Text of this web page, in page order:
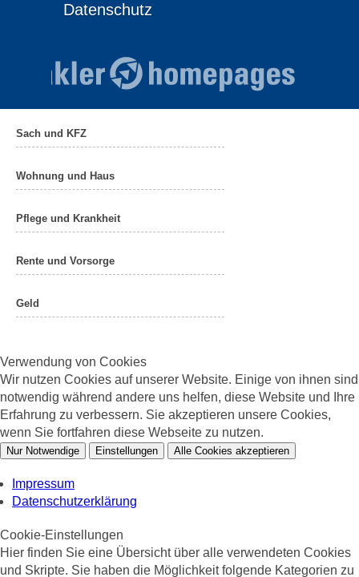
Datenschutz
Sach und KFZ
Wohnung und Haus
Pflege und Krankheit
Rente und Vorsorge
Geld
Verwendung von Cookies
Wir nutzen Cookies auf unserer Website. Einige von ihnen sind
notwendig während andere uns helfen, diese Website und Ihre
Erfahrung zu verbessern. Sie akzeptieren unsere Cookies,
wenn Sie fortfahren diese Webseite zu nutzen.
Nur Notwendige Einstellungen Alle Cookies akzeptieren
Impressum
Datenschutzerklärung
Cookie-Einstellungen
Hier finden Sie eine Übersicht über alle verwendeten Cookies
und Skripte. Sie haben die Möglichkeit folgende Kategorien zu